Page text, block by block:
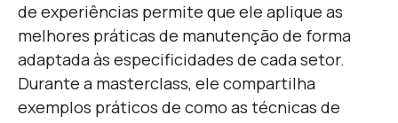
de experiências permite que ele aplique as
melhores práticas de manutenção de forma
adaptada às especificidades de cada setor.
Durante a masterclass, ele compartilha
exemplos práticos de como as técnicas de